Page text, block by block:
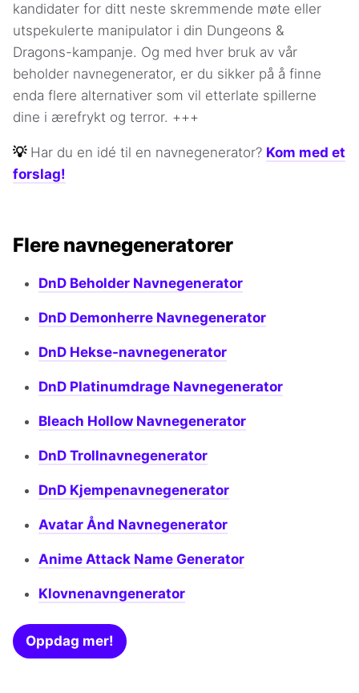
kandidater for ditt neste skremmende møte eller
utspekulerte manipulator i din Dungeons &
Dragons-kampanje. Og med hver bruk av vår
beholder navnegenerator, er du sikker på å finne
enda flere alternativer som vil etterlate spillerne
dine i ærefrykt og terror. +++
💡 Har du en idé til en navnegenerator? Kom med et
forslag!
Flere navnegeneratorer
DnD Beholder Navnegenerator
DnD Demonherre Navnegenerator
DnD Hekse-navnegenerator
DnD Platinumdrage Navnegenerator
Bleach Hollow Navnegenerator
DnD Trollnavnegenerator
DnD Kjempenavnegenerator
Avatar Ånd Navnegenerator
Anime Attack Name Generator
Klovnenavngenerator
Oppdag mer!